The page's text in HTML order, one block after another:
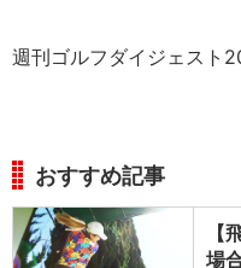
週刊ゴルフダイジェスト
おすすめ記事
場